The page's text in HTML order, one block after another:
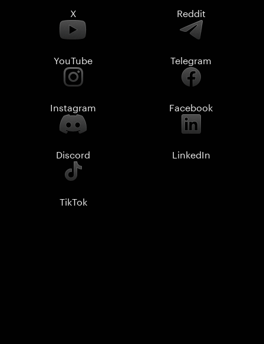
X Reddit
YouTube Telegram
Instagram Facebook
Discord LinkedIn
TikTok